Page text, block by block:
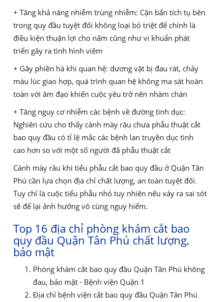
+ Tăng khả năng nhiễm trùng nhiễm: Cặn bẩn tích tụ bên
trong quy đầu tuyệt đối không loại bỏ triệt để chính là
điều kiện thuận lợi cho nấm cũng như vi khuẩn phát
triển gây ra tình hình viêm
+ Gây phiền hà khi quan hệ: dương vật bị đau rát, chảy
máu lúc giao hợp, quá trình quan hệ không ma sát hoàn
toàn với âm đạo khiến cuộc yêu trở nên nhàm chán
+ Tăng nguy cơ nhiễm các bệnh về đường tình dục:
Nghiên cứu cho thấy cánh mày râu chưa phẫu thuật cắt
bao quy đầu có tỉ lệ mắc các bệnh lan truyền dục tình
cao hơn so với một số người đã phẫu thuật cắt
Cánh mày râu khi tiểu phẫu cắt bao quy đầu ở Quận Tân
Phú cần lựa chọn địa chỉ chất lượng, an toàn tuyệt đối.
Tuy chỉ là cuộc tiểu phẫu nhỏ tuy nhiên nếu xảy ra sai sót
sẽ để lại ảnh hưởng vô cùng nguy hiểm.
Top 16 địa chỉ phòng khám cắt bao
quy đầu Quận Tân Phú chất lượng,
bảo mật
Phòng khám cắt bao quy đầu Quận Tân Phú không
đau, bảo mật - Bệnh viện Quận 1
Địa chỉ bệnh viện cắt bao quy đầu Quận Tân Phú